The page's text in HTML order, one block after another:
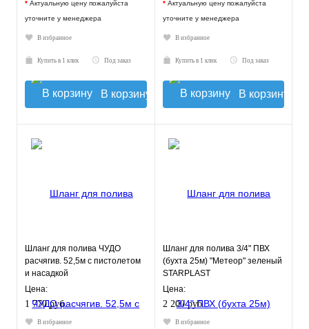
* Актуальную цену пожалуйста
уточните у менеджера
В избранное
Купить в 1 клик Под заказ
В корзину
* Актуальную цену пожалуйста
уточните у менеджера
В избранное
Купить в 1 клик Под заказ
В корзину
Шланг для полива ЧУДО
расчягив. 52,5м с пистолетом
и насадкой
Цена:
1 770 руб.
В избранное
Шланг для полива 3/4" ПВХ
(бухта 25м) "Метеор" зеленый
STARPLAST
Цена:
2 200 руб.
В избранное